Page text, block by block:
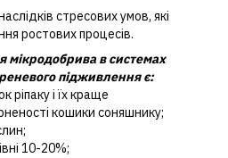
стресових умов, які
ростових процесів.
мікродобрива в системах
підживлення є:
ріпаку і їх краще
кошики соняшнику;
10-20%;